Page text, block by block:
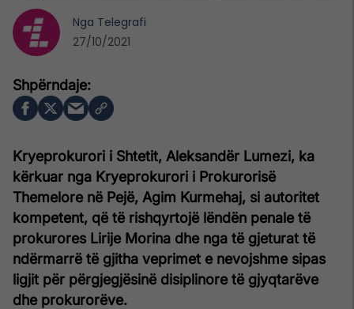
Kryeprokurori i Shtetit, Aleksandër Lumezi, ka
kërkuar nga Kryeprokurori i Prokurorisë
Themelore në Pejë, Agim Kurmehaj, si autoritet
kompetent, që të rishqyrtojë lëndën penale të
prokurores Lirije Morina dhe nga të gjeturat të
ndërmarrë të gjitha veprimet e nevojshme sipas
ligjit për përgjegjësinë disiplinore të gjyqtarëve
dhe prokurorëve.
Nga Telegrafi
27/10/2021